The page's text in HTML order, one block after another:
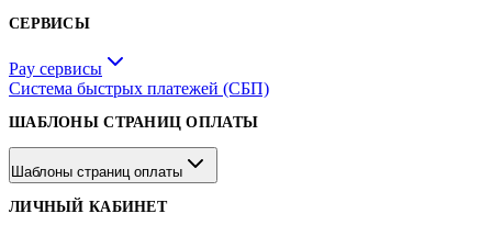
СЕРВИСЫ
Pay сервисы
Система быстрых платежей (СБП)
ШАБЛОНЫ СТРАНИЦ ОПЛАТЫ
Шаблоны страниц оплаты
ЛИЧНЫЙ КАБИНЕТ